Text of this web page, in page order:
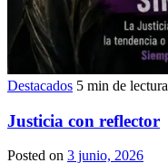
Destacados 5 min de lectura
Justicia con reflector
Posted on 3 junio, 2026